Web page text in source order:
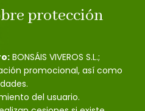
protección
BONSÁIS VIVEROS S.L.;
promocional, así como
del usuario.